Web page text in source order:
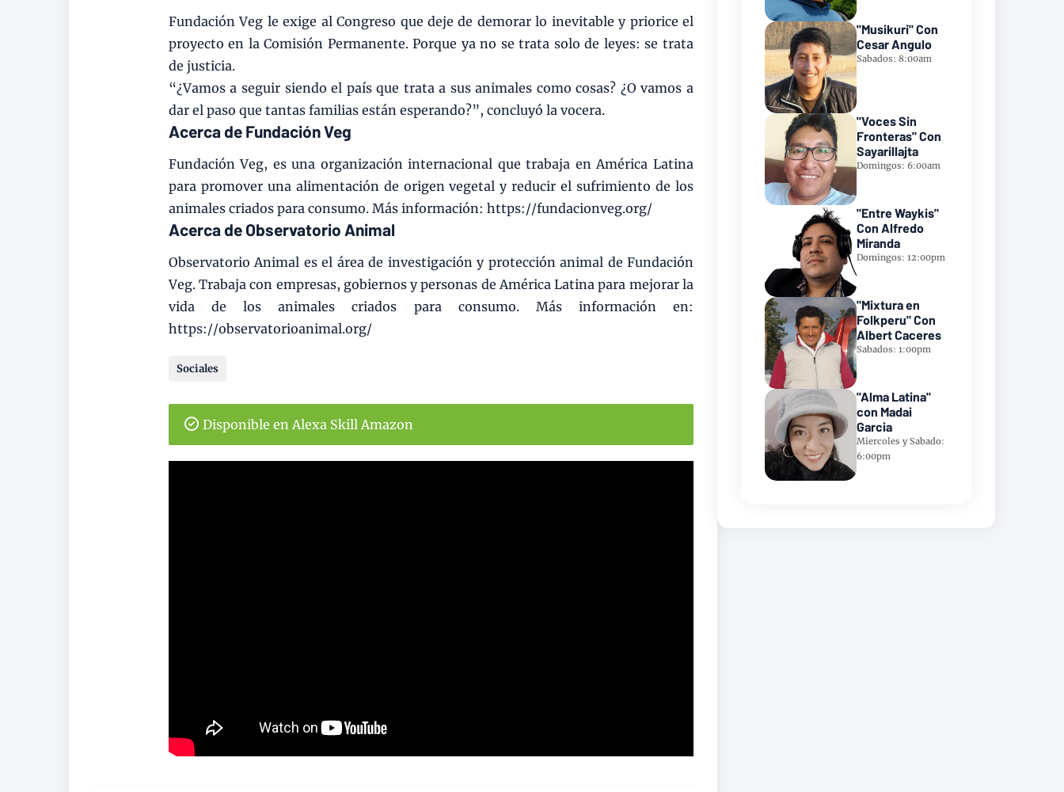
Fundación Veg le exige al Congreso que deje de demorar lo inevitable y priorice el
proyecto en la Comisión Permanente. Porque ya no se trata solo de leyes: se trata
de justicia.
“¿Vamos a seguir siendo el país que trata a sus animales como cosas? ¿O vamos a
dar el paso que tantas familias están esperando?”, concluyó la vocera.
Acerca de Fundación Veg
Fundación Veg, es una organización internacional que trabaja en América Latina
para promover una alimentación de origen vegetal y reducir el sufrimiento de los
animales criados para consumo. Más información: https://fundacionveg.org/
Acerca de Observatorio Animal
Observatorio Animal es el área de investigación y protección animal de Fundación
Veg. Trabaja con empresas, gobiernos y personas de América Latina para mejorar la
vida de los animales criados para consumo. Más información en:
https://observatorioanimal.org/
Sociales
Disponible en Alexa Skill Amazon
"Musikuri" Con
Cesar Angulo
Sabados: 8:00am
"Voces Sin
Fronteras" Con
Sayarillajta
Domingos: 6:00am
"Entre Waykis"
Con Alfredo
Miranda
Domingos: 12:00pm
"Mixtura en
Folkperu" Con
Albert Caceres
Sabados: 1:00pm
"Alma Latina"
con Madai
Garcia
Miercoles y Sabado:
6:00pm